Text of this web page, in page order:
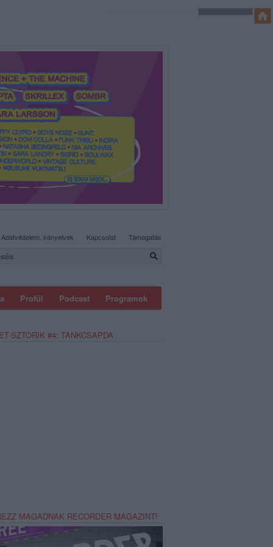
Profül Podcast Programok
Adatvédelem, irányelvek Kapcsolat Támogatás
SZTORIK #4: TANKCSAPDA
MAGADNAK RECORDER MAGAZINT!